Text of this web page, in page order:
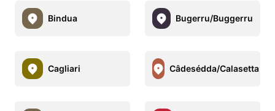
Bindua Bugerru/Buggerru
Cagliari Câdesédda/Calasetta